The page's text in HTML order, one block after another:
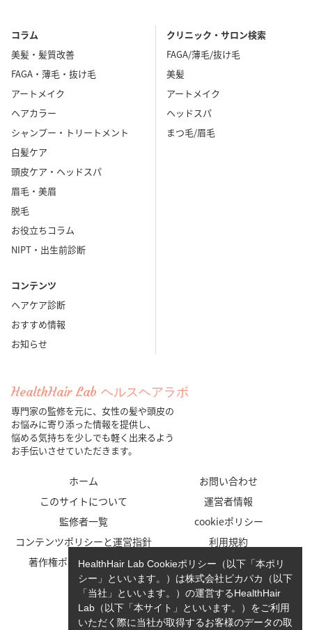
コラム
美髪・髪質改善
FAGA・薄毛・抜け毛
アートメイク
ヘアカラー
シャンプー・トリートメント
白髪ケア
頭皮ケア・ヘッドスパ
眉毛・美眉
脱毛
お役立ちコラム
NIPT・出生前診断
コンテンツ
ヘアケア診断
おすすめ情報
お知らせ
クリニック・サロン検索
FAGA/薄毛/抜け毛
美髪
アートメイク
ヘッドスパ
まつ毛/眉毛
HealthHair Lab ヘルスヘアラボ
専門家の監修を元に、女性の髪や頭皮の
お悩みに寄り添った情報を提供し、
悩める気持ちを少しでも軽く出来るよう
お手伝いさせていただきます。
ホーム
お問い合わせ
このサイトについて
運営者情報
監修者一覧
cookieポリシー
コンテンツポリシーと運営指針
利用規約
著作権ポリシー/免責事項
プライバシーポリシー
HealthHair Lab Cookieポリシー（以下「本ポリ
シー」といいます。）は株式会社ピカパカ（以下
「当社」といいます。）の運営するHealthHair
Lab（以下「本サイト」といいます。）をご利用
いただく際に当社が取得するお客様のデータの取